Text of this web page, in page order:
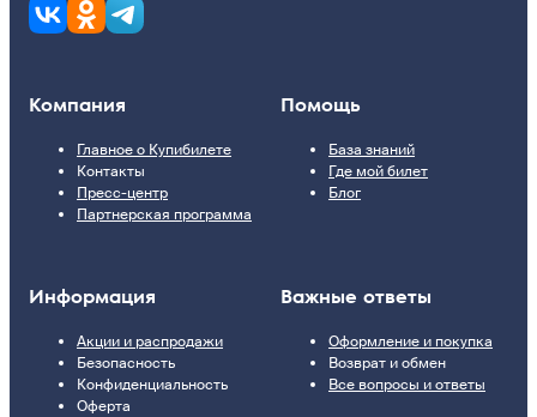
Компания
Главное о Купибилете
Контакты
Пресс-центр
Партнерская программа
Помощь
База знаний
Где мой билет
Блог
Информация
Акции и распродажи
Безопасность
Конфиденциальность
Оферта
Важные ответы
Оформление и покупка
Возврат и обмен
Все вопросы и ответы